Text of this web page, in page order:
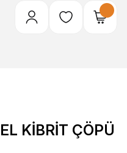
KİBRİT ÇÖPÜ